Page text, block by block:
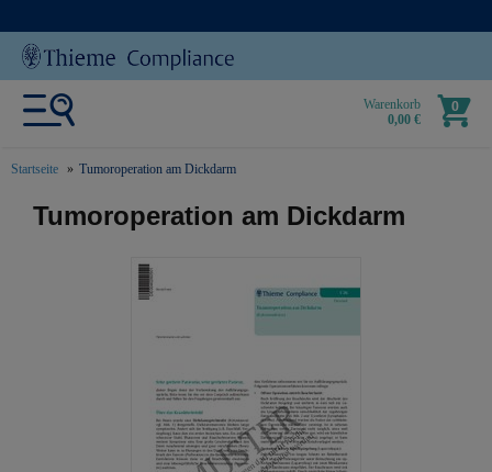
Warenkorb
0,00 €
0
Startseite Tumoroperation am Dickdarm
text.skipToContent
text.skipToNavigation
Tumoroperation am Dickdarm